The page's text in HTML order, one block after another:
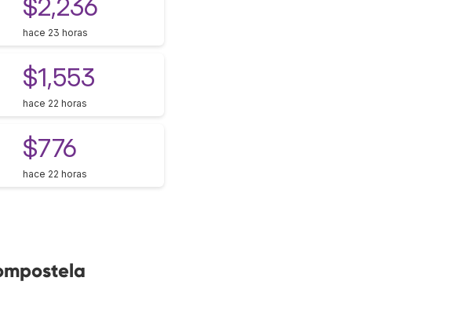
$2,236
hace 23 horas
$1,553
hace 22 horas
$776
hace 22 horas